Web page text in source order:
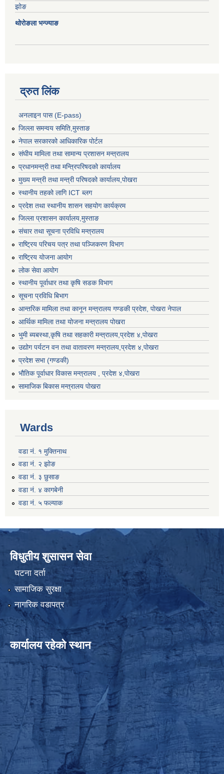
झोङ
थोरोङला भन्ज्याङ
द्रुत लिंक
अनलाइन पास (E-pass)
जिल्ला समन्वय समिति,मुस्ताङ
नेपाल सरकारको आधिकारिक पोर्टल
संघीय मामिला तथा सामान्य प्रशासन मन्त्रालय
प्रधानमन्त्री तथा मन्त्रिपरिषदको कार्यालय
मुख्य मन्त्री तथा मन्त्री परिषदको कार्यालय,पोखरा
स्थानीय तहको लागि ICT ब्लग
प्रदेश तथा स्थानीय शासन सहयोग कार्यक्रम
जिल्ला प्रशासन कार्यालय,मुस्ताङ
संचार तथा सूचना प्रविधि मन्त्रालय
राष्ट्रिय परिचय पत्र तथा पञ्जिकरण विभाग
राष्ट्रिय योजना आयोग
लोक सेवा आयोग
स्थानीय पूर्वाधार तथा कृषि सडक विभाग
सूचना प्रविधि बिभाग
आन्तरिक मामिला तथा कानून मन्त्रालय गण्डकी प्रदेश, पाेखरा नेपाल
आर्थिक मामिला तथा योजना मन्त्रालय पोखरा
भुमी ब्यबस्था,कृषि तथा सहकारी मन्त्रालय,प्रदेश ४,पोखरा
उद्योग पर्यटन वन तथा वातावरण मन्त्रालय,प्रदेश ४,पोखरा
प्रदेश सभा (गण्डकी)
भौतिक पूर्वाधार विकास मन्त्रालय , प्रदेश ४,पोखरा
सामाजिक बिकास मन्त्रालय पोखरा
Wards
वडा नं. १ मुक्तिनाथ
वडा नं. २ झोङ
वडा नं. ३ छुसाङ
वडा नं. ४ कागबेनी
वडा नं. ५ फल्याक
विधुतीय शुसासन सेवा
घटना दर्ता
सामाजिक सुरक्षा
नागरिक वडापत्र
कार्यालय रहेको स्थान